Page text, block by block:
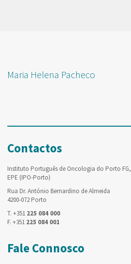
Maria Helena Pacheco
Contactos
Instituto Português de Oncologia do Porto FG,
EPE (IPO-Porto)
Rua Dr. António Bernardino de Almeida
4200-072 Porto
T. +351 225 084 000
F. +351 225 084 001
Fale Connosco